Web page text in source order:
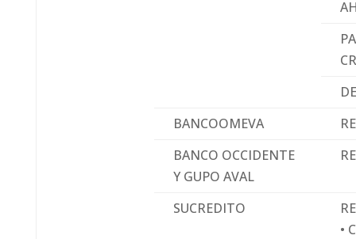
BANCOOMEVA
BANCO OCCIDENTE
Y GUPO AVAL
SUCREDITO
•